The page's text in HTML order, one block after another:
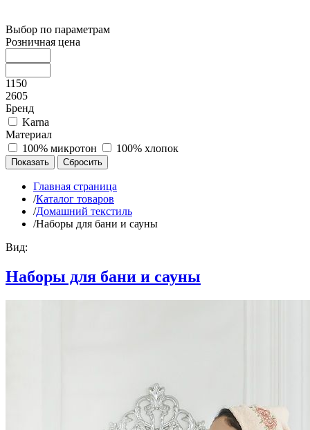
Выбор по параметрам
Розничная цена
1150
2605
Бренд
Karna
Материал
100% микротон
100% хлопок
Главная страница
/Каталог товаров
/Домашний текстиль
/Наборы для бани и сауны
Вид:
Наборы для бани и сауны